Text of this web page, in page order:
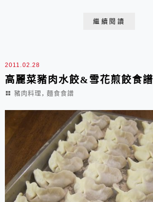
繼續閱讀
2011.02.28
高麗菜豬肉水餃&雪花煎餃食譜
豬肉料理 , 麵食食譜